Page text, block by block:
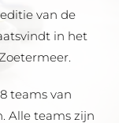
van de
in het
teams van
Alle teams zijn